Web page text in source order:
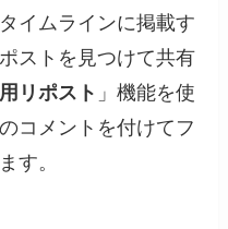
イムラインに掲載す
ストを見つけて共有
リポスト 」機能を使
コメントを付けてフ
す。